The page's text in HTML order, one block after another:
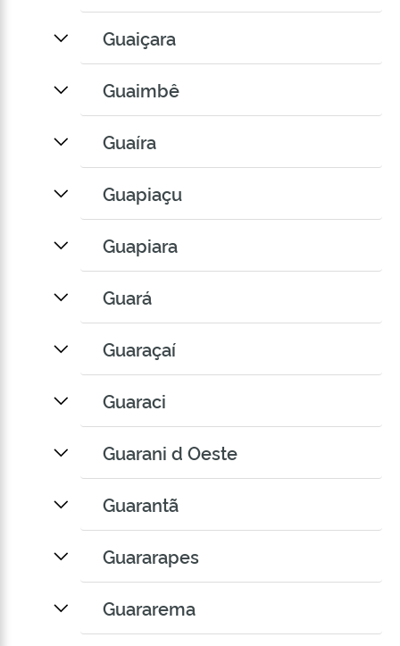
Guaiçara
Guaimbê
Guaíra
Guapiaçu
Guapiara
Guará
Guaraçaí
Guaraci
Guarani d Oeste
Guarantã
Guararapes
Guararema